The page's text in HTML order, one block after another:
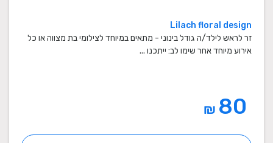
Lilach floral design
זר לראש לילד/ה גודל בינוני - מתאים במיוחד לצילומי בת מצווה או כל
אירוע מיוחד אחר שימו לב: ייתכנו ...
₪